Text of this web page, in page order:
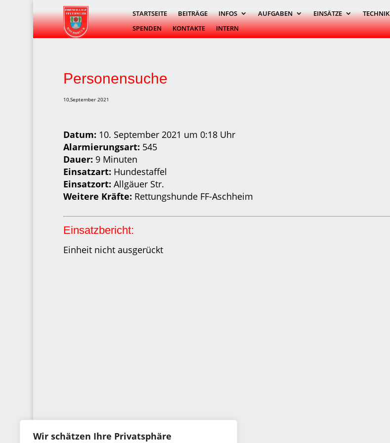
Wir schätzen Ihre Privatsphäre
STARTSEITE BEITRÄGE INFOS AUFGABEN EINSÄTZE TECHNIK
SPENDEN
KONTAKTE INTERN
Personensuche
10,September 2021
Datum: 10. September 2021 um 0:18 Uhr
Alarmierungsart: 545
Dauer: 9 Minuten
Einsatzart: Hundestaffel
Einsatzort: Allgäuer Str.
Weitere Kräfte: Rettungshunde FF-Aschheim
Einsatzbericht:
Einheit nicht ausgerückt